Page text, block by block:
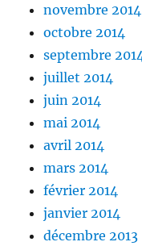
novembre 2014
octobre 2014
septembre 2014
juillet 2014
juin 2014
mai 2014
avril 2014
mars 2014
février 2014
janvier 2014
décembre 2013